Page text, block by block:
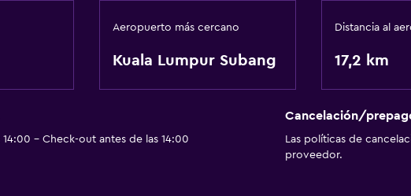
Aeropuerto más cercano
Kuala Lumpur Subang
Distancia al
17,2 km
- Check-out antes de las 14:00
Cancelación/
Las políticas de
proveedor.